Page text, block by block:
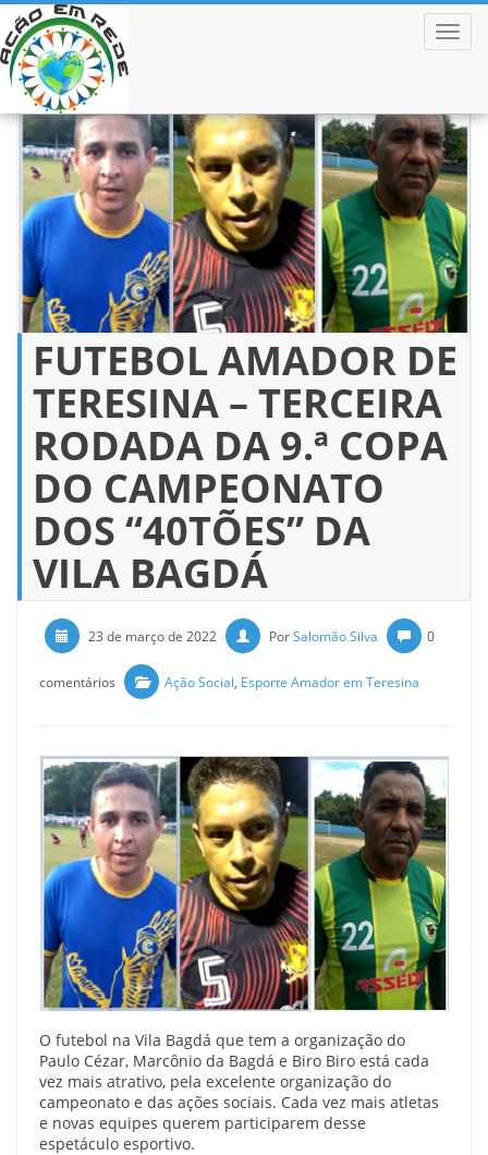
Pular
para
o
conteúdo
FUTEBOL AMADOR DE
TERESINA – TERCEIRA
RODADA DA 9.ª COPA
DO CAMPEONATO
DOS “40TÕES” DA
VILA BAGDÁ
23 de março de 2022 PorSalomão Silva 0
comentários Ação Social, Esporte Amador em Teresina
O futebol na Vila Bagdá que tem a organização do
Paulo Cézar, Marcônio da Bagdá e Biro Biro está cada
vez mais atrativo, pela excelente organização do
campeonato e das ações sociais. Cada vez mais atletas
e novas equipes querem participarem desse
espetáculo esportivo.